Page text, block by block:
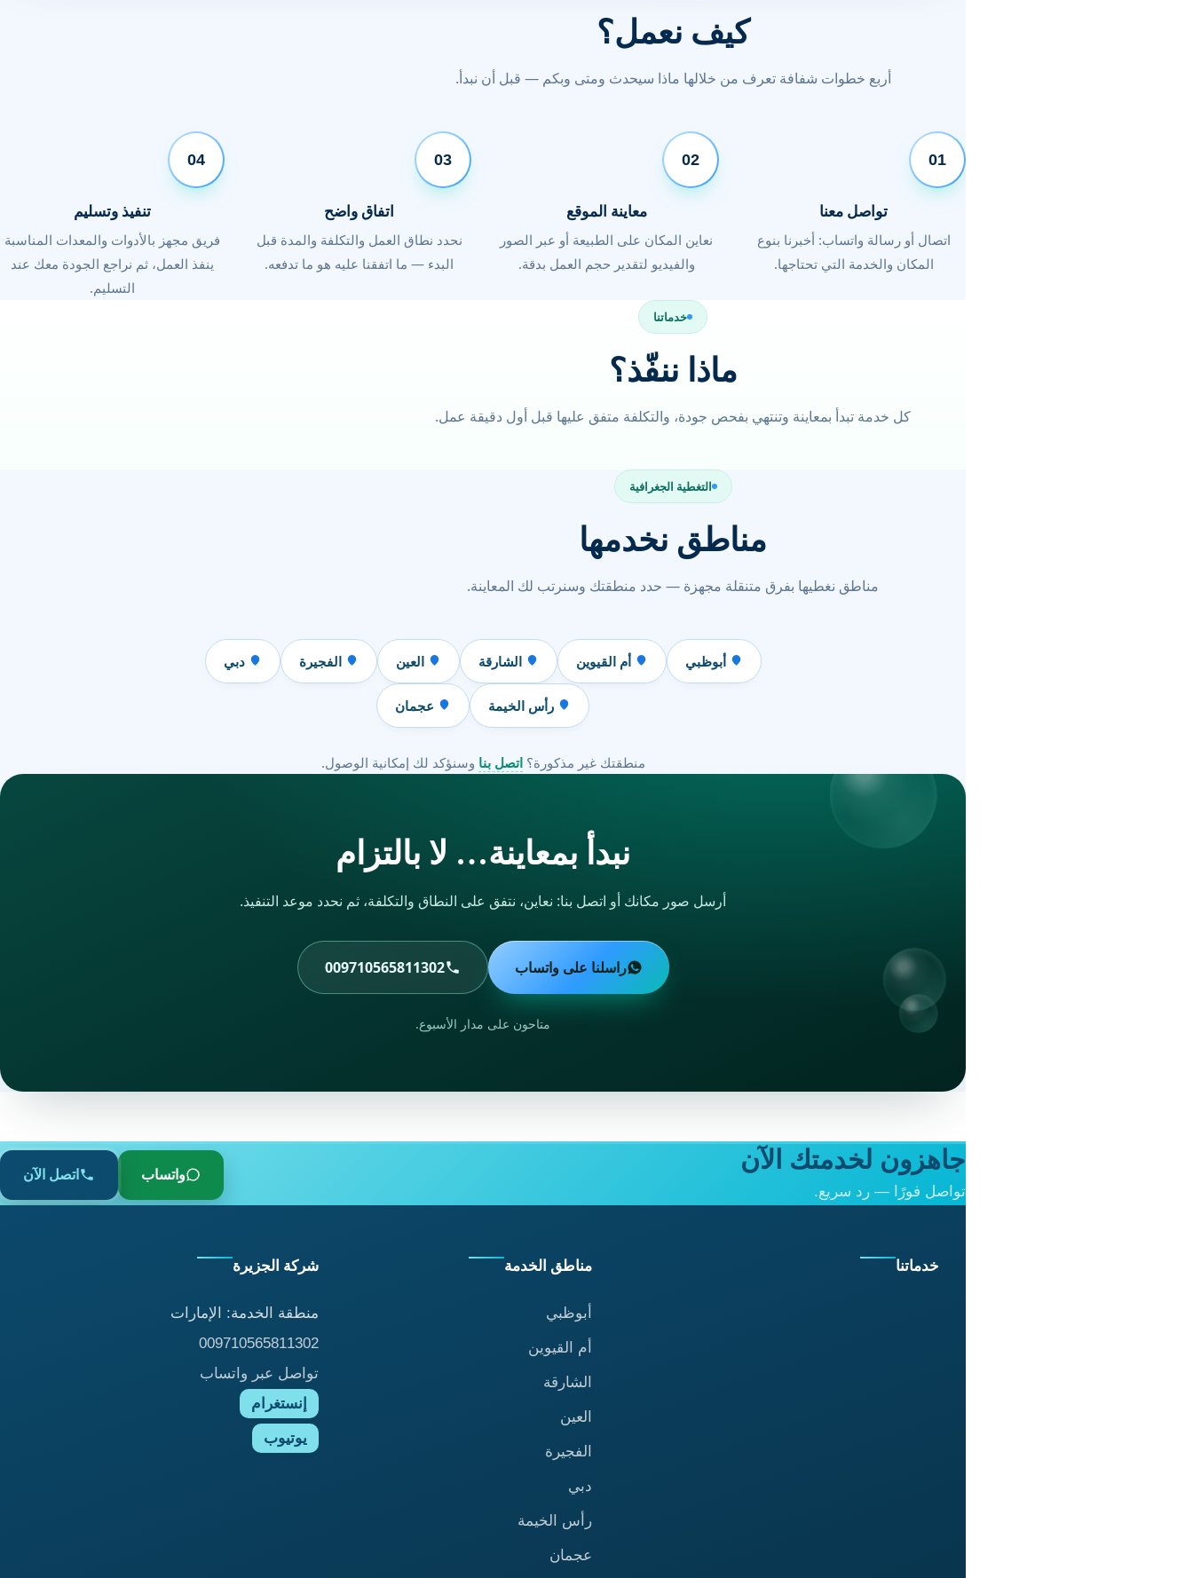
كيف نعمل؟
أربع خطوات شفافة تعرف من خلالها ماذا سيحدث ومتى وبكم — قبل أن نبدأ.
01
تواصل معنا
اتصال أو رسالة واتساب: أخبرنا بنوع
المكان والخدمة التي تحتاجها.
02
معاينة الموقع
نعاين المكان على الطبيعة أو عبر الصور
والفيديو لتقدير حجم العمل بدقة.
03
اتفاق واضح
نحدد نطاق العمل والتكلفة والمدة قبل
البدء — ما اتفقنا عليه هو ما تدفعه.
04
تنفيذ وتسليم
فريق مجهز بالأدوات والمعدات المناسبة
ينفذ العمل، ثم نراجع الجودة معك عند
التسليم.
خدماتنا
ماذا ننفّذ؟
كل خدمة تبدأ بمعاينة وتنتهي بفحص جودة، والتكلفة متفق عليها قبل أول دقيقة عمل.
التغطية الجغرافية
مناطق نخدمها
مناطق نغطيها بفرق متنقلة مجهزة — حدد منطقتك وسنرتب لك المعاينة.
أبوظبي أم القيوين الشارقة العين الفجيرة دبي
رأس الخيمة عجمان
منطقتك غير مذكورة؟اتصل بنا وسنؤكد لك إمكانية الوصول.
نبدأ بمعاينة… لا بالتزام
أرسل صور مكانك أو اتصل بنا: نعاين، نتفق على النطاق والتكلفة، ثم نحدد موعد التنفيذ.
راسلنا على واتساب 009710565811302
متاحون على مدار الأسبوع.
جاهزون لخدمتك الآن
تواصل فورًا — رد سريع.
واتساب اتصل الآن
خدماتنا مناطق الخدمة
أبوظبي
أم القيوين
الشارقة
العين
الفجيرة
دبي
رأس الخيمة
عجمان
شركة الجزيرة
منطقة الخدمة: الإمارات
009710565811302
تواصل عبر واتساب
إنستغرام
يوتيوب